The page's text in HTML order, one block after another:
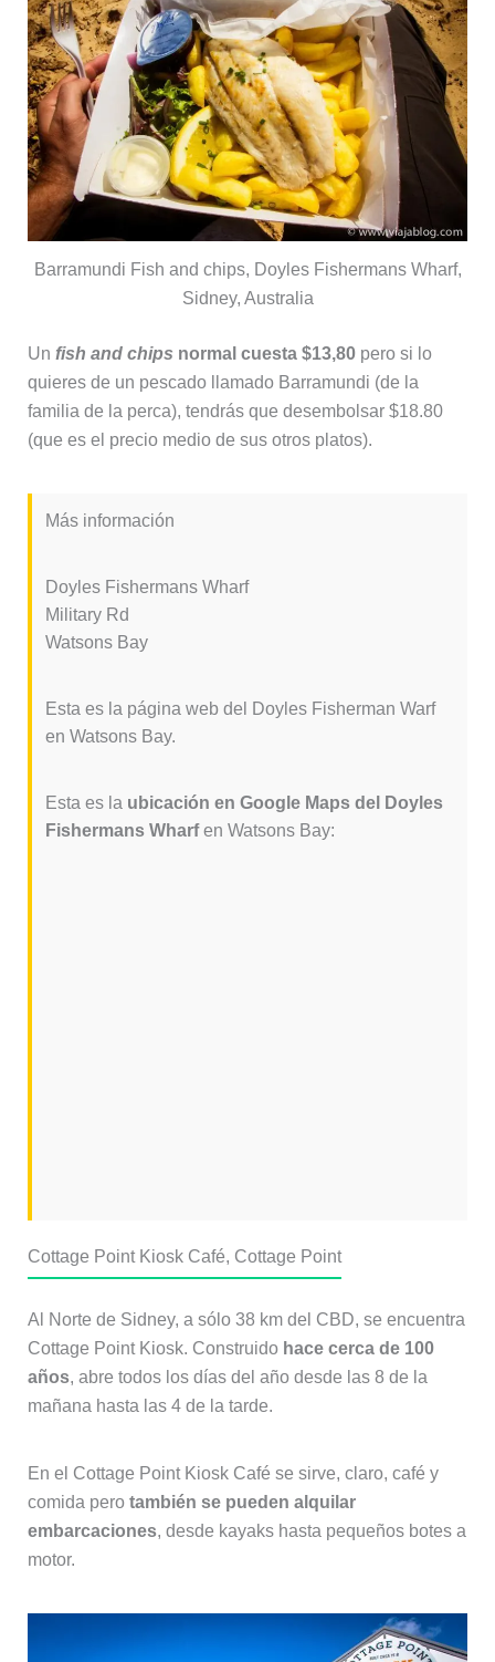
Barramundi Fish and chips, Doyles Fishermans Wharf,
Sidney, Australia
Un fish and chips normal cuesta $13,80pero si lo
quieres de un pescado llamado Barramundi (de la
familia de la perca), tendrás que desembolsar $18.80
(que es el precio medio de sus otros platos).
Más información
Doyles Fishermans Wharf
Military Rd
Watsons Bay
Esta es la página web del Doyles Fisherman Warf
en Watsons Bay.
Esta es la ubicación en Google Maps del Doyles
Fishermans Wharfen Watsons Bay:
Cottage Point Kiosk Café, Cottage Point
Al Norte de Sidney, a sólo 38 km del CBD, se encuentra
Cottage Point Kiosk. Construido hace cerca de 100
años, abre todos los días del año desde las 8 de la
mañana hasta las 4 de la tarde.
En el Cottage Point Kiosk Café se sirve, claro, café y
comida pero también se pueden alquilar
embarcaciones, desde kayaks hasta pequeños botes a
motor.